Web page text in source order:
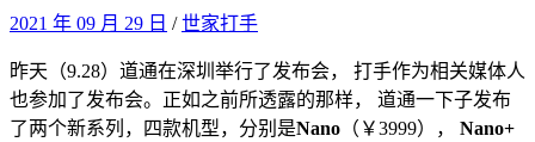
2021 年 09 月 29 日 /世家打手
昨天（9.28）道通在深圳举行了发布会， 打手作为相关媒体人
也参加了发布会。正如之前所透露的那样， 道通一下子发布
了两个新系列，四款机型，分别是Nano （￥3999）， Nano+